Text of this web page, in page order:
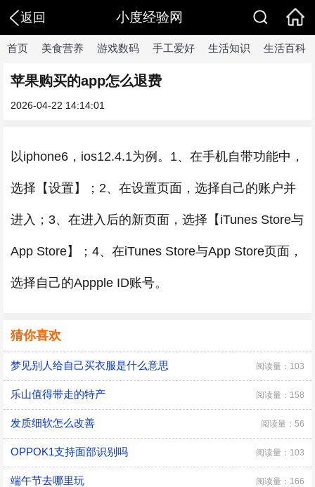
返回 小度经验网
首页 美食营养 游戏数码 手工爱好 生活知识 生活百科
苹果购买的app怎么退费
2026-04-22 14:14:01
以iphone6，ios12.4.1为例。1、在手机自带功能中，
选择【设置】；2、在设置页面，选择自己的账户并
进入；3、在进入后的新页面，选择【iTunes Store与
App Store】；4、在iTunes Store与App Store页面，
选择自己的Appple ID账号。
猜你喜欢
梦见别人给自己买衣服是什么意思 阅读量：103
乐山值得带走的特产 阅读量：158
发质细软怎么改善 阅读量：56
OPPOK1支持面部识别吗 阅读量：103
端午节去哪里玩 阅读量：166